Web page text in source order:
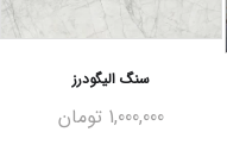
سنگ الیگودرز
1,000,000 تومان